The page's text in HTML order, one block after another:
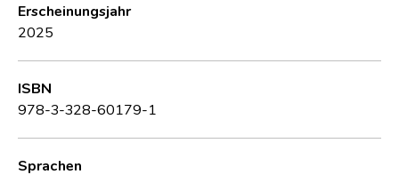
Erscheinungsjahr
2025
ISBN
978-3-328-60179-1
Sprachen